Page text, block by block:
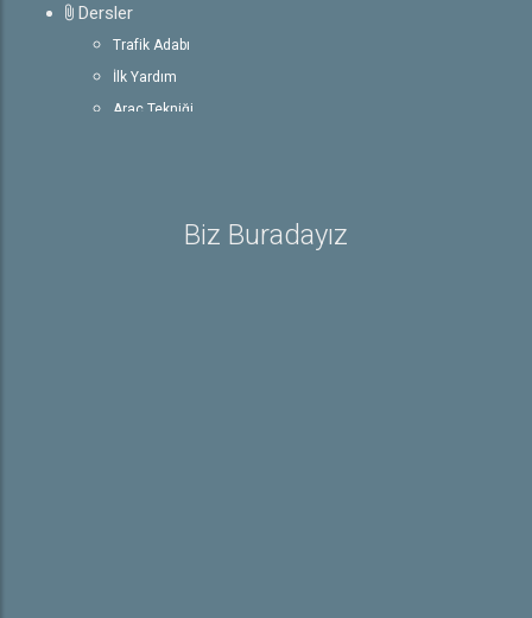
Dersler
Trafik Adabı
İlk Yardım
Araç Tekniği
Sürücü BelgeleriBiz Buradayız